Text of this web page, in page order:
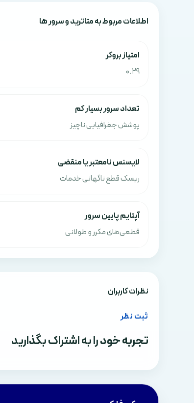
اطلاعات مربوط به متاترید و سرور ها
امتياز بروکر
0.29
تعداد سرور بسیار کم
پوشش جغرافیایی ناچیز
لایسنس نامعتبر یا منقضی
ریسک قطع ناگهانی خدمات
آپتایم پایین سرور
قطعی‌های مکرر و طولانی
نظرات کاربران
ثبت نظر
تجربه خود را به اشتراک بگذارید